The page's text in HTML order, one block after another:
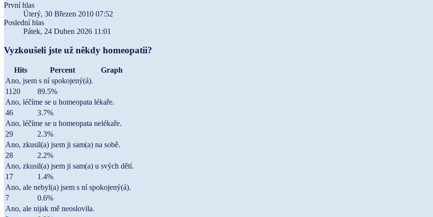
První hlas
Úterý, 30 Březen 2010 07:52
Poslední hlas
Pátek, 24 Duben 2026 11:01
Vyzkoušeli jste už někdy homeopatii?
Hits Percent
Graph
Ano, jsem s ní spokojený(á).
1120
89.5%
Ano, léčíme se u homeopata lékaře.
46
3.7%
Ano, léčíme se u homeopata nelékaře.
29
2.3%
Ano, zkusil(a) jsem ji sam(a) na sobě.
28
2.2%
Ano, zkusil(a) jsem ji sam(a) u svých dětí.
17
1.4%
Ano, ale nebyl(a) jsem s ní spokojený(á).
7
0.6%
Ano, ale nijak mě neoslovila.